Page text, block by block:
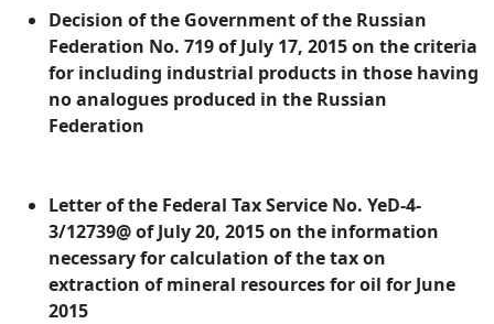
Decision of the Government of the Russian
Federation No. 719 of July 17, 2015 on the criteria
for including industrial products in those having
no analogues produced in the Russian
Federation
Letter of the Federal Tax Service No. YeD-4-
3/12739@ of July 20, 2015 on the information
necessary for calculation of the tax on
extraction of mineral resources for oil for June
2015